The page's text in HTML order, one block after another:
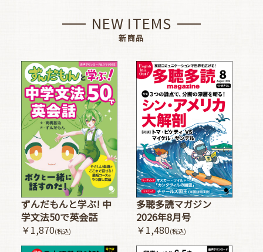
NEW ITEMS
新商品
ずんだもんと学ぶ! 中
学文法50で英会話
￥1,870(税込)
多聴多読マガジン
2026年8月号
￥1,480(税込)